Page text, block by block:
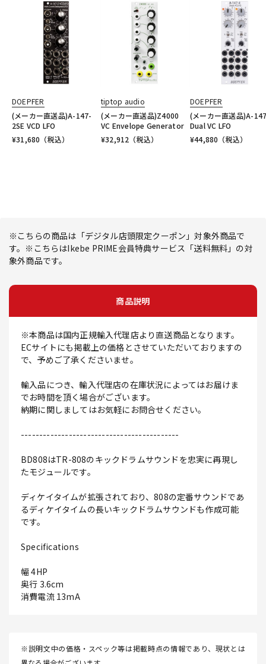
DOEPFER
(メーカー直送品)A-147-
2SE VCD LFO
¥31,680 （税込）
tiptop audio
(メーカー直送品)Z4000
VC Envelope Generator
¥32,912 （税込）
DOEPFER
(メーカー直送品)A-
Dual VC LFO
¥44,880 （税込）
※こちらの商品は「デジタル店頭限定クーポン」対象外商品で
す。※こちらはIkebe PRIME会員特典サービス「送料無料」の対
象外商品です。
商品説明
※本商品は国内正規輸入代理店より直送商品となります。
ECサイトにも掲載上の価格とさせていただいておりますの
で、予めご了承くださいませ。
輸入品につき、輸入代理店の在庫状況によってはお届けま
でお時間を頂く場合がございます。
納期に関しましてはお気軽にお問合せください。
-------------------------------------------
BD808はTR-808のキックドラムサウンドを忠実に再現し
たモジュールです。
ディケイタイムが拡張されており、808の定番サウンドであ
るディケイタイムの長いキックドラムサウンドも作成可能
です。
Specifications
幅 4HP
奥行 3.6cm
消費電流 13mA
※説明文中の価格・スペック等は掲載時点の情報であり、現状とは